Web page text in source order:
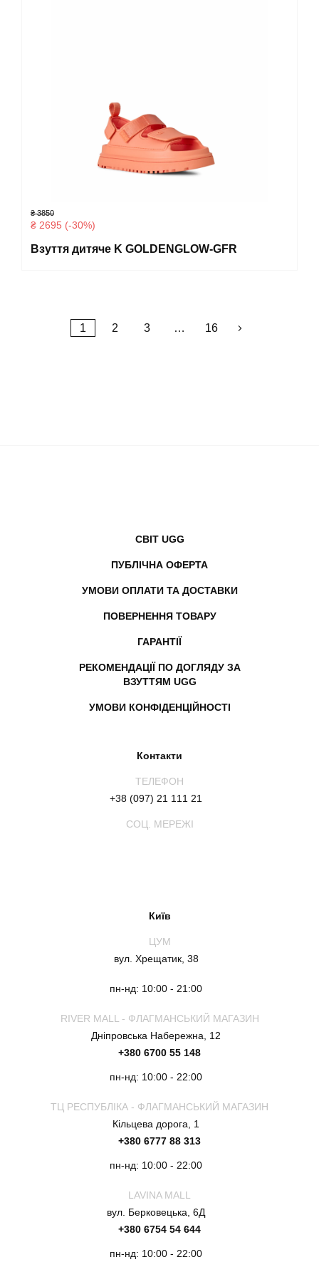
₴ 3850
₴ 2695 (-30%)
Взуття дитяче K GOLDENGLOW-GFR
1 2 3 … 16
СВІТ UGG
ПУБЛІЧНА ОФЕРТА
УМОВИ ОПЛАТИ ТА ДОСТАВКИ
ПОВЕРНЕННЯ ТОВАРУ
ГАРАНТІЇ
РЕКОМЕНДАЦІЇ ПО ДОГЛЯДУ ЗА
ВЗУТТЯМ UGG
УМОВИ КОНФІДЕНЦІЙНОСТІ
Контакти
ТЕЛЕФОН
+38 (097) 21 111 21
СОЦ. МЕРЕЖІ
Київ
ЦУМ
вул. Хрещатик, 38
пн-нд: 10:00 - 21:00
RIVER MALL - ФЛАГМАНСЬКИЙ МАГАЗИН
Дніпровська Набережна, 12
+380 6700 55 148
пн-нд: 10:00 - 22:00
ТЦ РЕСПУБЛІКА - ФЛАГМАНСЬКИЙ МАГАЗИН
Кільцева дорога, 1
+380 6777 88 313
пн-нд: 10:00 - 22:00
LAVINA MALL
вул. Берковецька, 6Д
+380 6754 54 644
пн-нд: 10:00 - 22:00